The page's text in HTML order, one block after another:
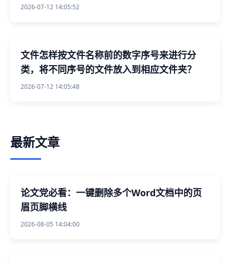
2026-07-12 14:05:52
文件怎样按文件名称前的数字序号来进行分
类，将不同序号的文件放入到相应文件夹？
2026-07-12 14:05:48
最新文章
论文党必看：一键删除多个Word文档中的页
眉页脚横线
2026-08-05 14:04:00